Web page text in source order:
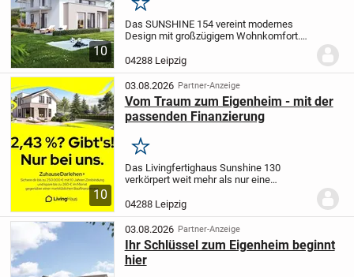
10
Merken
Das SUNSHINE 154 vereint modernes
Design mit großzügigem Wohnkomfort.
das Herzstück des Hauses - ein Ort für
gemeinsame Mahlzeiten, gemütliche
Abende und...
04288 Leipzig
10
03.08.2026 Partner-Anzeige
Vom Traum zum Eigenheim - mit der
passenden Finanzierung
Merken
Das Livingfertighaus Sunshine 130
verkörpert weit mehr als nur eine
Wirklichkeit werden und Erinnerungen
lebendig bleiben. Stellen Sie sich vor, wie
die...
04288 Leipzig
03.08.2026 Partner-Anzeige
Ihr Schlüssel zum Eigenheim beginnt
hier